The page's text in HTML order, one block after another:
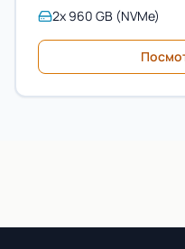
2x 960 GB (NVMe)